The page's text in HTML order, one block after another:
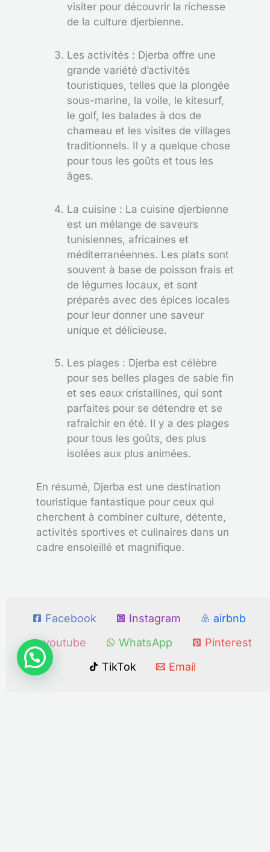
visiter pour découvrir la richesse
de la culture djerbienne.
Les activités : Djerba offre une
grande variété d’activités
touristiques, telles que la plongée
sous-marine, la voile, le kitesurf,
le golf, les balades à dos de
chameau et les visites de villages
traditionnels. Il y a quelque chose
pour tous les goûts et tous les
âges.
La cuisine : La cuisine djerbienne
est un mélange de saveurs
tunisiennes, africaines et
méditerranéennes. Les plats sont
souvent à base de poisson frais et
de légumes locaux, et sont
préparés avec des épices locales
pour leur donner une saveur
unique et délicieuse.
Les plages : Djerba est célèbre
pour ses belles plages de sable fin
et ses eaux cristallines, qui sont
parfaites pour se détendre et se
rafraîchir en été. Il y a des plages
pour tous les goûts, des plus
isolées aux plus animées.
En résumé, Djerba est une destination
touristique fantastique pour ceux qui
cherchent à combiner culture, détente,
activités sportives et culinaires dans un
cadre ensoleillé et magnifique.
Facebook Instagram
airbnb
youtube
WhatsApp
Pinterest
TikTok
Email